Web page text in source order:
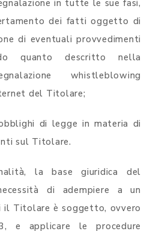
in tutte le sue fasi,
dei fatti oggetto di
di eventuali provvedimenti
quanto descritto nella
whistleblowing
del Titolare;
di legge in materia di
sul Titolare.
la base giuridica del
di adempiere a un
il Titolare è soggetto, ovvero
e applicare le procedure